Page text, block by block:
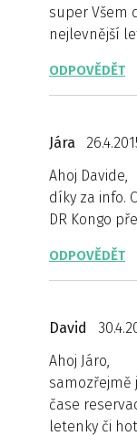
super Všem
nejlevnější
ODPOVĚDĚT
Jára
Ahoj Davide,
díky za info.
DR Kongo
ODPOVĚDĚT
David
Ahoj Járo,
samozřejmě
čase
letenky či